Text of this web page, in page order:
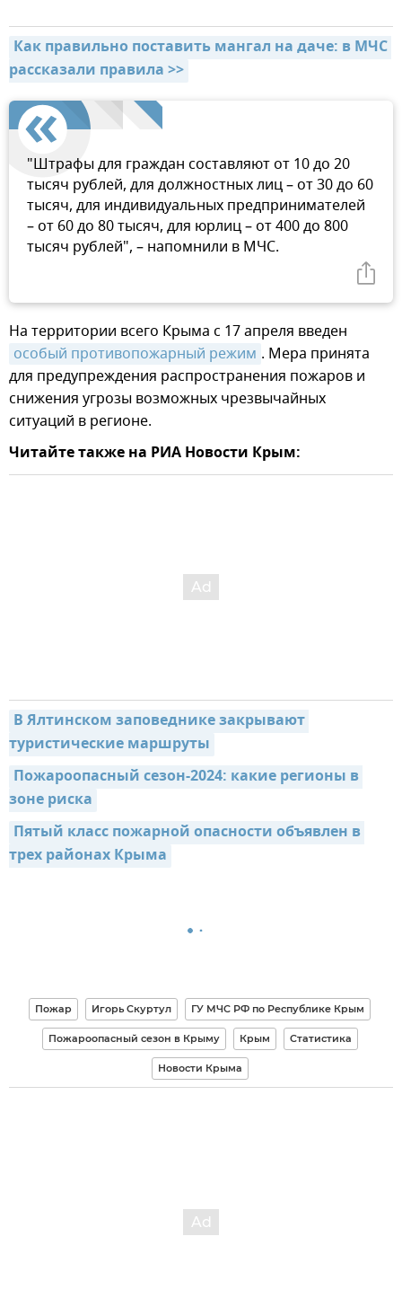
Как правильно поставить мангал на даче: в МЧС
рассказали правила >>
"Штрафы для граждан составляют от 10 до 20
тысяч рублей, для должностных лиц – от 30 до 60
тысяч, для индивидуальных предпринимателей
– от 60 до 80 тысяч, для юрлиц – от 400 до 800
тысяч рублей", – напомнили в МЧС.
На территории всего Крыма с 17 апреля введен
особый противопожарный режим . Мера принята
для предупреждения распространения пожаров и
снижения угрозы возможных чрезвычайных
ситуаций в регионе.
Читайте также на РИА Новости Крым:
В Ялтинском заповеднике закрывают
туристические маршруты
Пожароопасный сезон-2024: какие регионы в
зоне риска
Пятый класс пожарной опасности объявлен в
трех районах Крыма
Пожар Игорь Скуртул ГУ МЧС РФ по Республике Крым
Пожароопасный сезон в Крыму Крым Статистика
Новости Крыма